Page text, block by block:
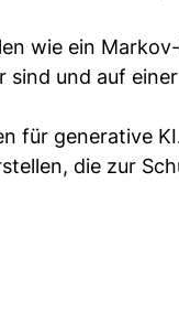
wie ein
und auf
für generative
die zur